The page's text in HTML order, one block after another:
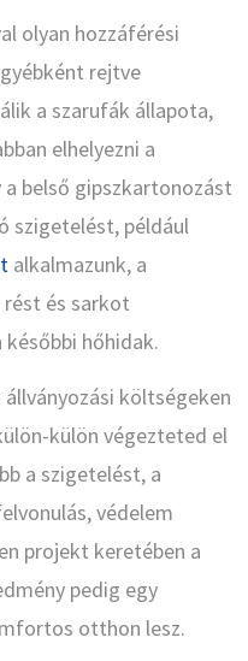
olyan hozzáférési
rejtve
a szarufák állapota,
elhelyezni a
belső gipszkartonozást
szigetelést, például
alkalmazunk, a
és sarkot
hőhidak.
költségeken
külön végezteted el
a szigetelést, a
védelem
projekt keretében a
pedig egy
otthon lesz.